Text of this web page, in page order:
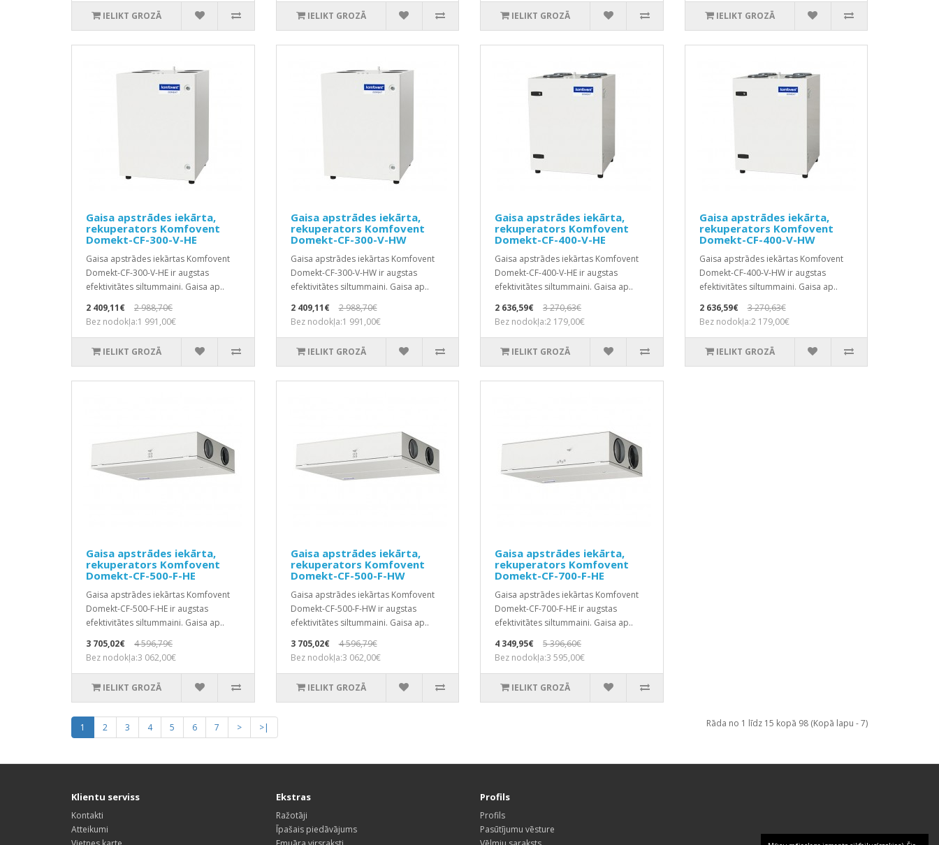
IELIKT GROZĀ IELIKT GROZĀ IELIKT GROZĀ IELIKT GROZĀ
Gaisa apstrādes iekārta,
rekuperators Komfovent
Domekt-CF-300-V-HE
Gaisa apstrādes iekārtas Komfovent
Domekt-CF-300-V-HE ir augstas
efektivitātes siltummaini. Gaisa ap..
2 409,11€
2 988,70€
Bez nodokļa:1 991,00€
IELIKT GROZĀ
Gaisa apstrādes iekārta,
rekuperators Komfovent
Domekt-CF-300-V-HW
Gaisa apstrādes iekārtas Komfovent
Domekt-CF-300-V-HW ir augstas
efektivitātes siltummaini. Gaisa ap..
2 409,11€
2 988,70€
Bez nodokļa:1 991,00€
IELIKT GROZĀ
Gaisa apstrādes iekārta,
rekuperators Komfovent
Domekt-CF-400-V-HE
Gaisa apstrādes iekārtas Komfovent
Domekt-CF-400-V-HE ir augstas
efektivitātes siltummaini. Gaisa ap..
2 636,59€
3 270,63€
Bez nodokļa:2 179,00€
IELIKT GROZĀ
Gaisa apstrādes iekārta,
rekuperators Komfovent
Domekt-CF-400-V-HW
Gaisa apstrādes iekārtas Komfovent
Domekt-CF-400-V-HW ir augstas
efektivitātes siltummaini. Gaisa ap..
2 636,59€
3 270,63€
Bez nodokļa:2 179,00€
IELIKT GROZĀ
Gaisa apstrādes iekārta,
rekuperators Komfovent
Domekt-CF-500-F-HE
Gaisa apstrādes iekārtas Komfovent
Domekt-CF-500-F-HE ir augstas
efektivitātes siltummaini. Gaisa ap..
3 705,02€
4 596,79€
Bez nodokļa:3 062,00€
IELIKT GROZĀ
Gaisa apstrādes iekārta,
rekuperators Komfovent
Domekt-CF-500-F-HW
Gaisa apstrādes iekārtas Komfovent
Domekt-CF-500-F-HW ir augstas
efektivitātes siltummaini. Gaisa ap..
3 705,02€
4 596,79€
Bez nodokļa:3 062,00€
IELIKT GROZĀ
Gaisa apstrādes iekārta,
rekuperators Komfovent
Domekt-CF-700-F-HE
Gaisa apstrādes iekārtas Komfovent
Domekt-CF-700-F-HE ir augstas
efektivitātes siltummaini. Gaisa ap..
4 349,95€
5 396,60€
Bez nodokļa:3 595,00€
IELIKT GROZĀ
1 2 3 4 5 6 7 > >| Rāda no 1 līdz 15 kopā 98 (Kopā lapu - 7)
Klientu serviss
Kontakti
Atteikumi
Ekstras
Ražotāji
Īpašais piedāvājums
Profils
Profils
Pasūtījumu vēsture